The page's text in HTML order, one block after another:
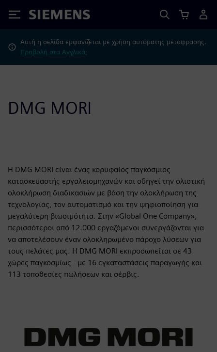
Siemens
Αυτή η σελίδα εμφανίζεται με χρήση αυτόματης μετάφρασης.
Προβολή στα Αγγλικά;
DMG MORI
Η DMG MORI είναι ένας κορυφαίος παγκόσμιος
κατασκευαστής εργαλειομηχανών και οδηγεί την ολιστική
ολοκλήρωση διαδικασιών με βάση την ολοκλήρωση της
τεχνολογίας, τον αυτοματισμό και την ψηφιοποίηση για
μεγαλύτερη βιωσιμότητα. Στην «Global One Company»,
περισσότεροι από 12.000 εργαζόμενοι συνεργάζονται για
να αποτελέσουν έναν ολοκληρωμένο πάροχο λύσεων για
τους πελάτες μας. Η DMG MORI εκπροσωπείται σε 43
χώρες παγκοσμίως - με 16 εγκαταστάσεις παραγωγής και
113 τοποθεσίες πωλήσεων και σέρβις.